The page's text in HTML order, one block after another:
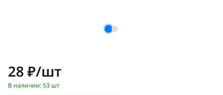
Цена:
28 ₽/шт
В наличии: 53 шт